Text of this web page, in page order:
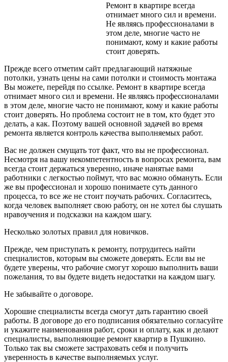
Ремонт в квартире всегда
отнимает много сил и времени.
Не являясь профессионалами в
этом деле, многие часто не
понимают, кому и какие работы
стоит доверять.
Прежде всего отметим сайт предлагающий натяжные
потолки, узнать цены на сами потолки и стоимость монтажа
Вы можете, перейдя по ссылке. Ремонт в квартире всегда
отнимает много сил и времени. Не являясь профессионалами
в этом деле, многие часто не понимают, кому и какие работы
стоит доверять. Но проблема состоит не в том, кто будет это
делать, а как. Поэтому вашей основной задачей во время
ремонта является контроль качества выполняемых работ.
Вас не должен смущать тот факт, что вы не профессионал.
Несмотря на вашу некомпетентность в вопросах ремонта, вам
всегда стоит держаться уверенно, иначе нанятые вами
работники с легкостью поймут, что вас можно обмануть. Если
же вы профессионал и хорошо понимаете суть данного
процесса, то все же не стоит поучать рабочих. Согласитесь,
когда человек выполняет свою работу, он не хотел бы слушать
нравоучения и подсказки на каждом шагу.
Несколько золотых правил для новичков.
Прежде, чем приступать к ремонту, потрудитесь найти
специалистов, которым вы сможете доверять. Если вы не
будете уверены, что рабочие смогут хорошо выполнить ваши
пожелания, то вы будете видеть недостатки на каждом шагу.
Не забывайте о договоре.
Хорошие специалисты всегда смогут дать гарантию своей
работы. В договоре до его подписания обязательно согласуйте
и укажите наименования работ, сроки и оплату, как и делают
специалисты, выполняющие ремонт квартир в Пушкино.
Только так вы сможете застраховать себя и получить
уверенность в качестве выполняемых услуг.